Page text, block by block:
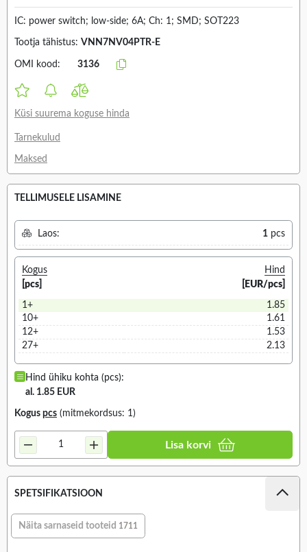
IC: power switch; low-side; 6A; Ch: 1; SMD; SOT223
Tootja tähistus: VNN7NV04PTR-E
OMI kood: 3136
Küsi suurema koguse hinda
Tarnekulud
Maksed
TELLIMUSELE LISAMINE
Laos: 1 pcs
Kogus
[pcs]
Hind
[EUR/pcs]
1+
1.85
10+
1.61
12+
1.53
27+
2.13
Hind ühiku kohta (pcs):
al. 1.85 EUR
Kogus pcs (mitmekordsus: 1)
Lisa korvi
SPETSIFIKATSIOON
Näita sarnaseid tooteid 1711